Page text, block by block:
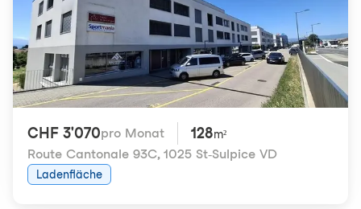
CHF 3'070pro Monat 128m²
Route Cantonale 93C, 1025 St-Sulpice VD
Ladenfläche